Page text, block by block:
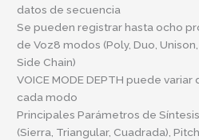
datos de secuencia
Se pueden registrar hasta ocho
de Voz8 modos (Poly, Duo,
Side Chain)
VOICE MODE DEPTH puede
cada modo
Principales Parámetros de
(Sierra, Triangular, Cuadrada),